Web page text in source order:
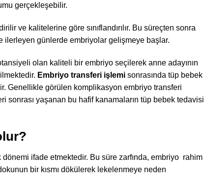
gerçekleşebilir.
ve kalitelerine göre sınıflandırılır. Bu süreçten sonra
ilerleyen günlerde embriyolar gelişmeye başlar.
olan kaliteli bir embriyo seçilerek anne adayının
Embriyo transferi işlemi sonrasında tüp bebek
Genellikle görülen komplikasyon embriyo transferi
sonrası yaşanan bu hafif kanamaların tüp bebek tedavisi
ifade etmektedir. Bu süre zarfında, embriyo rahim
bir kısmı dökülerek lekelenmeye neden